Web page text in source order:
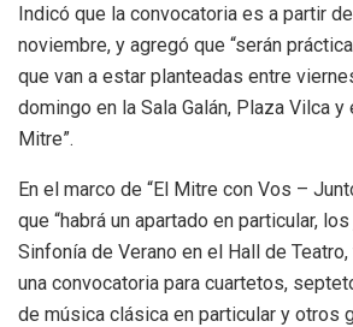
Indicó que la convocatoria es a partir
noviembre, y agregó que “serán
que van a estar planteadas entre
domingo en la Sala Galán, Plaza Vilca y
Mitre”.
En el marco de “El Mitre con Vos –
que “habrá un apartado en particular,
Sinfonía de Verano en el Hall de
una convocatoria para cuartetos,
de música clásica en particular y otros